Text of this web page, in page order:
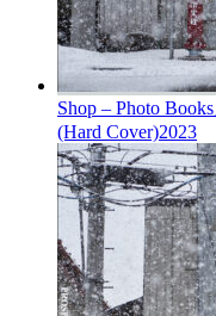
Shop – Photo Books
(Hard Cover)2023